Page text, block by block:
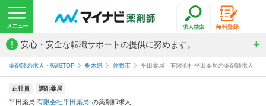
! 安心・安全な転職サポートの提供に努めます。
薬剤師の求人・転職TOP 栃木県 佐野市 平田薬局 有限会社平田薬局の薬剤師求人
正社員 調剤薬局
平田薬局 有限会社平田薬局 の薬剤師求人